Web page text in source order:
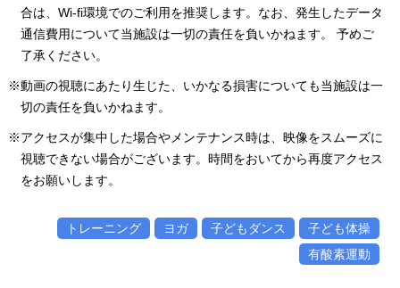
合は、Wi-fi環境でのご利用を推奨します。なお、発生したデータ
通信費用について当施設は一切の責任を負いかねます。 予めご
了承ください。
※動画の視聴にあたり生じた、いかなる損害についても当施設は一
切の責任を負いかねます。
※アクセスが集中した場合やメンテナンス時は、映像をスムーズに
視聴できない場合がございます。時間をおいてから再度アクセス
をお願いします。
トレーニング ヨガ 子どもダンス
子ども体操
有酸素運動